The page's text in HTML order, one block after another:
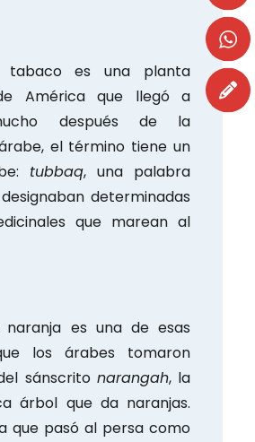
tabaco es una planta
América que llegó a
después de la
el término tiene un
tubbaq, una palabra
determinadas
que marean al
naranja es una de esas
los árabes tomaron
sánscrito narangah, la
árbol que da naranjas.
que pasó al persa como